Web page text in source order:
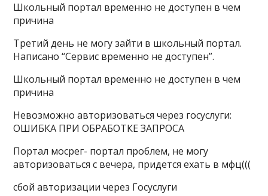
Школьный портал временно не доступен в чем
причина
Третий день не могу зайти в школьный портал.
Написано “Сервис временно не доступен”.
Школьный портал временно не доступен в чем
причина
Невозможно авторизоваться через госуслуги:
ОШИБКА ПРИ ОБРАБОТКЕ ЗАПРОСА
Портал мосрег- портал проблем, не могу
авторизоваться с вечера, придется ехать в мфц(((
сбой авторизации через Госуслуги